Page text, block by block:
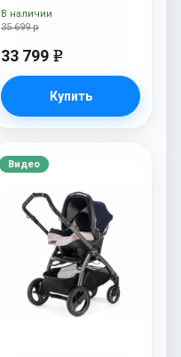
White/Black) Tulip
35 699 р
33 799 e
Купить
В наличии
Видео